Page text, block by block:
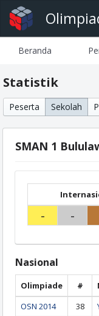
Beranda
Statistik
Peserta Sekolah
SMAN 1
- -
Nasional
Olimpiade #
OSN 2014
38